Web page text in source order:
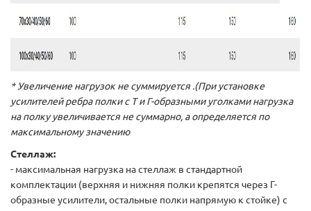
* Увеличение нагрузок не суммируется .(При установке
усилителей ребра полки с Т и Г-образными уголками нагрузка
на полку увеличивается не суммарно, а определяется по
максимальному значению
Стеллаж:
- максимальная нагрузка на стеллаж в стандартной
комплектации (верхняя и нижняя полки крепятся через Г-
образные усилители, остальные полки напрямую к стойке) с